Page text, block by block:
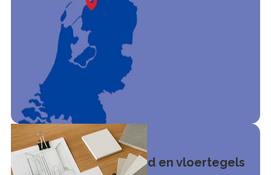
Grootste collectie wand en vloertegels